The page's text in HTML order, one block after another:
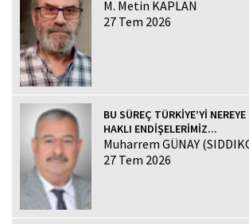
M. Metin KAPLAN
27 Tem 2026
BU SÜREÇ TÜRKİYE’Yİ
HAKLI ENDİŞELERİMİZ...
Muharrem GÜNAY
27 Tem 2026